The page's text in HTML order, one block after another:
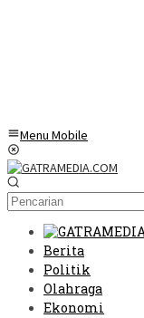
Menu Mobile
Berita
Politik
Olahraga
Ekonomi